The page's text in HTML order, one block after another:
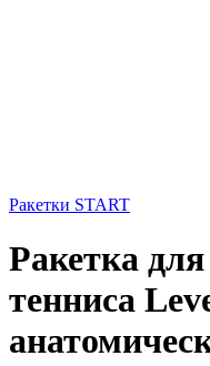
Ракетки START
Ракетка
тенниса